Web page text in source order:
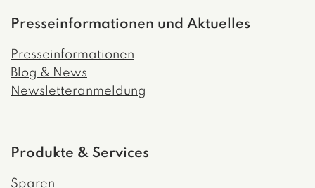
Presseinformationen und Aktuelles
Presseinformationen
Blog & News
Newsletteranmeldung
Produkte & Services
Sparen